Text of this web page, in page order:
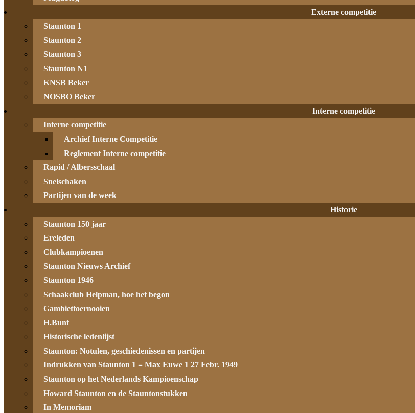
Externe competitie
Staunton 1
Staunton 2
Staunton 3
Staunton N1
KNSB Beker
NOSBO Beker
Interne competitie
Interne competitie
Archief Interne Competitie
Reglement Interne competitie
Rapid / Albersschaal
Snelschaken
Partijen van de week
Historie
Staunton 150 jaar
Ereleden
Clubkampioenen
Staunton Nieuws Archief
Staunton 1946
Schaakclub Helpman, hoe het begon
Gambiettoernooien
H.Bunt
Historische ledenlijst
Staunton: Notulen, geschiedenissen en partijen
Indrukken van Staunton 1 = Max Euwe 1 27 Febr. 1949
Staunton op het Nederlands Kampioenschap
Howard Staunton en de Stauntonstukken
In Memoriam